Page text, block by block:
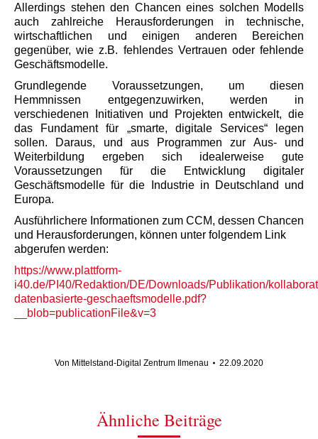
Allerdings stehen den Chancen eines solchen Modells
auch zahlreiche Herausforderungen in technische,
wirtschaftlichen und einigen anderen Bereichen
gegenüber, wie z.B. fehlendes Vertrauen oder fehlende
Geschäftsmodelle.
Grundlegende Voraussetzungen, um diesen
Hemmnissen entgegenzuwirken, werden in
verschiedenen Initiativen und Projekten entwickelt, die
das Fundament für „smarte, digitale Services“ legen
sollen. Daraus, und aus Programmen zur Aus- und
Weiterbildung ergeben sich idealerweise gute
Voraussetzungen für die Entwicklung digitaler
Geschäftsmodelle für die Industrie in Deutschland und
Europa.
Ausführlichere Informationen zum CCM, dessen Chancen
und Herausforderungen, können unter folgendem Link
abgerufen werden:
https://www.plattform-
i40.de/PI40/Redaktion/DE/Downloads/Publikation/
datenbasierte-geschaeftsmodelle.pdf?
__blob=publicationFile&v=3
Von Mittelstand-Digital Zentrum Ilmenau 22.09.2020
Ähnliche Beiträge